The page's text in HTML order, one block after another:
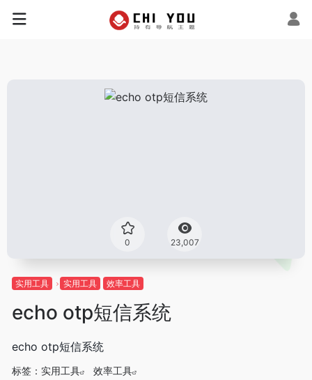
0 23,007
实用工具 实用工具 效率工具
echo otp短信系统
echo otp短信系统
标签： 实用工具 效率工具